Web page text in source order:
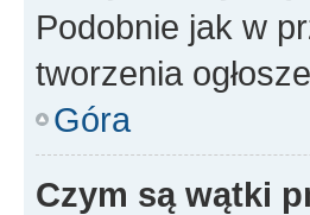
Podobnie jak w
tworzenia
Góra
Czym są wątki